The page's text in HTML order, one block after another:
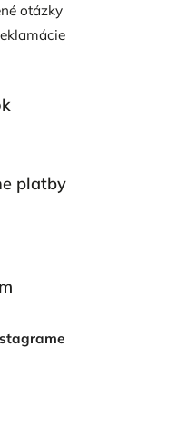
otázky
platby